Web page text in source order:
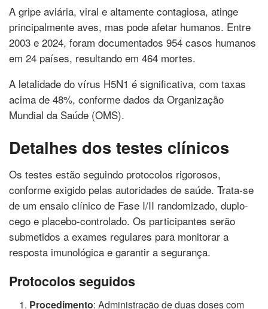
A gripe aviária, viral e altamente contagiosa, atinge
principalmente aves, mas pode afetar humanos. Entre
2003 e 2024, foram documentados 954 casos humanos
em 24 países, resultando em 464 mortes.
A letalidade do vírus H5N1 é significativa, com taxas
acima de 48%, conforme dados da Organização
Mundial da Saúde (OMS).
Detalhes dos testes clínicos
Os testes estão seguindo protocolos rigorosos,
conforme exigido pelas autoridades de saúde. Trata-se
de um ensaio clínico de Fase I/II randomizado, duplo-
cego e placebo-controlado. Os participantes serão
submetidos a exames regulares para monitorar a
resposta imunológica e garantir a segurança.
Protocolos seguidos
Procedimento: Administração de duas doses com